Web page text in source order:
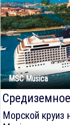
MSC Musica
Морской круиз